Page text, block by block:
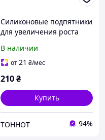
Силиконовые подпятники
для увеличения роста
гелевые для обуви с
дополнительной
В наличии
от21 ₴/мес
210₴
Купить
ТОННОТ 94%